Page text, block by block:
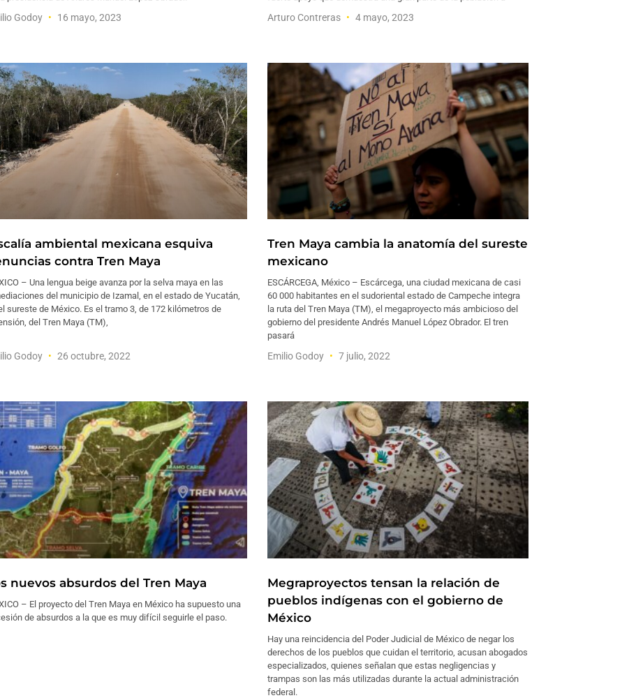
Godoy 16 mayo, 2023 Arturo Contreras 4 mayo, 2023
ambiental mexicana esquiva
contra Tren Maya
– Una lengua beige avanza por la selva maya en las
del municipio de Izamal, en el estado de Yucatán,
sureste de México. Es el tramo 3, de 172 kilómetros de
del Tren Maya (TM),
Godoy 26 octubre, 2022
Tren Maya cambia la anatomía del sureste
mexicano
ESCÁRCEGA, México – Escárcega, una ciudad mexicana de casi
60 000 habitantes en el sudoriental estado de Campeche integra
la ruta del Tren Maya (TM), el megaproyecto más ambicioso del
gobierno del presidente Andrés Manuel López Obrador. El tren
pasará
Emilio Godoy 7 julio, 2022
nuevos absurdos del Tren Maya
– El proyecto del Tren Maya en México ha supuesto una
de absurdos a la que es muy difícil seguirle el paso.
Megraproyectos tensan la relación de
pueblos indígenas con el gobierno de
México
Hay una reincidencia del Poder Judicial de México de negar los
derechos de los pueblos que cuidan el territorio, acusan abogados
especializados, quienes señalan que estas negligencias y
trampas son las más utilizadas durante la actual administración
federal.